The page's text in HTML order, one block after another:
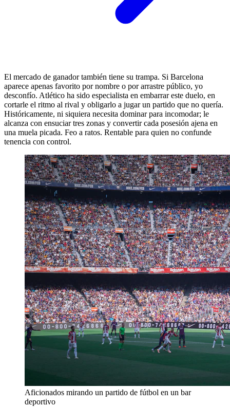
El mercado de ganador también tiene su trampa. Si Barcelona
aparece apenas favorito por nombre o por arrastre público, yo
desconfío. Atlético ha sido especialista en embarrar este duelo, en
cortarle el ritmo al rival y obligarlo a jugar un partido que no quería.
Históricamente, ni siquiera necesita dominar para incomodar; le
alcanza con ensuciar tres zonas y convertir cada posesión ajena en
una muela picada. Feo a ratos. Rentable para quien no confunde
tenencia con control.
Aficionados mirando un partido de fútbol en un bar
deportivo